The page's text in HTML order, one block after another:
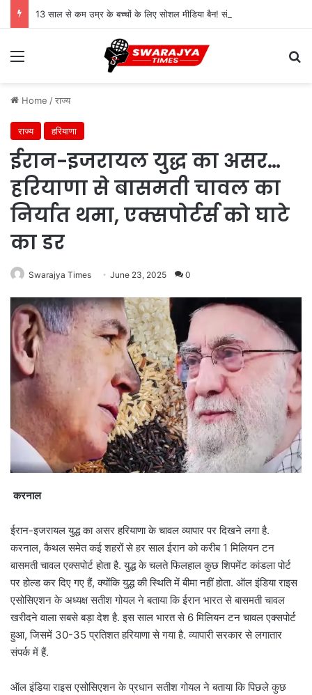
Menu
Home /राज्य
राज्य हरियाणा
ईरान-इजरायल युद्ध का असर…
हरियाणा से बासमती चावल का
निर्यात थमा, एक्सपोर्टर्स को घाटे
का डर
Swarajya Times June 23, 2025 0
करनाल
ईरान-इजरायल युद्ध का असर हरियाणा के चावल व्यापार पर दिखने लगा है.
करनाल, कैथल समेत कई शहरों से हर साल ईरान को करीब 1 मिलियन टन
बासमती चावल एक्सपोर्ट होता है. युद्ध के चलते फिलहाल कुछ शिपमेंट कांडला पोर्ट
पर होल्ड कर दिए गए हैं, क्योंकि युद्ध की स्थिति में बीमा नहीं होता. ऑल इंडिया राइस
एसोसिएशन के अध्यक्ष सतीश गोयल ने बताया कि ईरान भारत से बासमती चावल
खरीदने वाला सबसे बड़ा देश है. इस साल भारत से 6 मिलियन टन चावल एक्सपोर्ट
हुआ, जिसमें 30-35 प्रतिशत हरियाणा से गया है. व्यापारी सरकार से लगातार
संपर्क में हैं.
ऑल इंडिया राइस एसोसिएशन के प्रधान सतीश गोयल ने बताया कि पिछले कुछ